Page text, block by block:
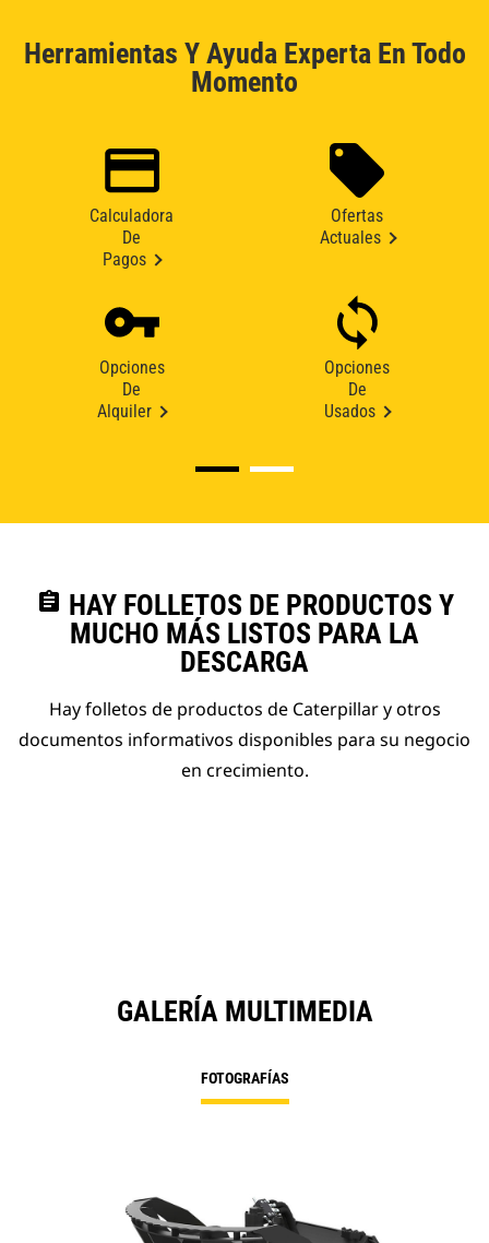
Herramientas Y Ayuda Experta En Todo
Momento
Calculadora
De
Pagos
Ofertas
Actuales
Opciones
De
Alquiler
Opciones
De
Usados
assignment HAY FOLLETOS DE PRODUCTOS Y
MUCHO MÁS LISTOS PARA LA
DESCARGA
Hay folletos de productos de Caterpillar y otros
documentos informativos disponibles para su negocio
en crecimiento.
GALERÍA MULTIMEDIA
FOTOGRAFÍAS